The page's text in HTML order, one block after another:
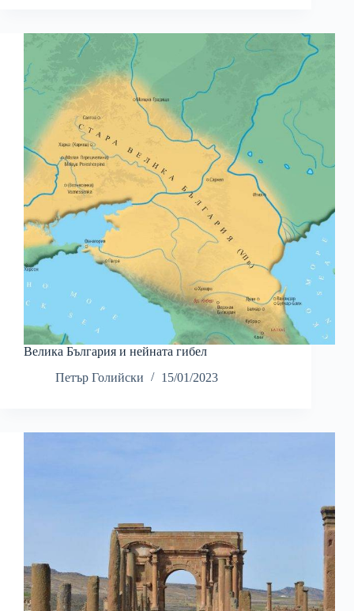
Велика България и нейната гибел
Петър Голийски
15/01/2023